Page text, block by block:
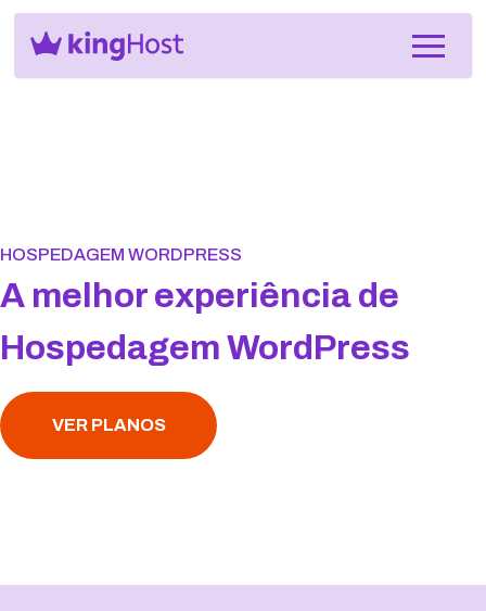
HOSPEDAGEM WORDPRESS
A melhor experiência de
Hospedagem WordPress
VER PLANOS